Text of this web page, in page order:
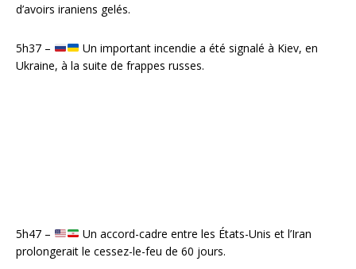
d’avoirs iraniens gelés.
5h37 –
Un important incendie a été signalé à Kiev, en
Ukraine, à la suite de frappes russes.
5h47 –
Un accord-cadre entre les États-Unis et l’Iran
prolongerait le cessez-le-feu de 60 jours.